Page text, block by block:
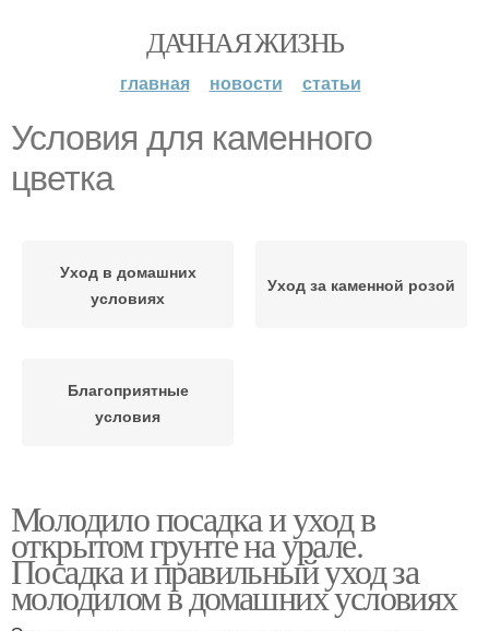
ДАЧНАЯ ЖИЗНЬ
главная новости статьи
Условия для каменного
цветка
Уход в домашних
условиях
Уход за каменной розой
Благоприятные
условия
Молодило посадка и уход в
открытом грунте на урале.
Посадка и правильный уход за
молодилом в домашних условиях